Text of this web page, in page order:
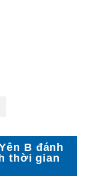
B đánh
thời gian